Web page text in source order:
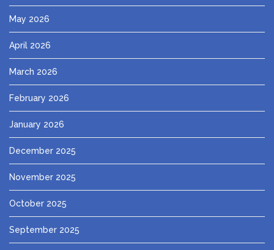
May 2026
April 2026
March 2026
February 2026
January 2026
December 2025
November 2025
October 2025
September 2025